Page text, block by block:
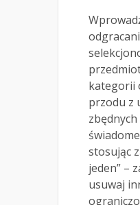
kategorii
przodu z
stosując
jeden” –
usuwaj